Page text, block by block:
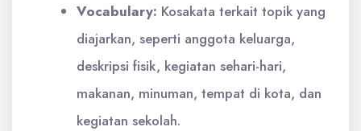
Vocabulary: Kosakata terkait topik yang
diajarkan, seperti anggota keluarga,
deskripsi fisik, kegiatan sehari-hari,
makanan, minuman, tempat di kota, dan
kegiatan sekolah.